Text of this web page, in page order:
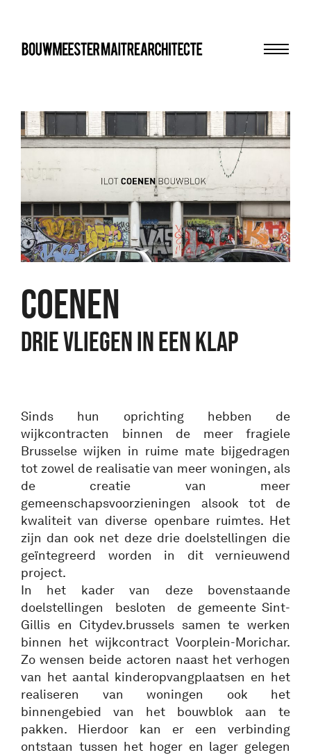
bma
COENEN
DRIE VLIEGEN IN EEN KLAP
Sinds hun oprichting hebben de
wijkcontracten binnen de meer fragiele
Brusselse wijken in ruime mate bijgedragen
tot zowel de realisatie van meer woningen, als
de creatie van meer
gemeenschapsvoorzieningen alsook tot de
kwaliteit van diverse openbare ruimtes. Het
zijn dan ook net deze drie doelstellingen die
geïntegreerd worden in dit vernieuwend
project.
In het kader van deze bovenstaande
doelstellingen besloten de gemeente Sint-
Gillis en Citydev.brussels samen te werken
binnen het wijkcontract Voorplein-Morichar.
Zo wensen beide actoren naast het verhogen
van het aantal kinderopvangplaatsen en het
realiseren van woningen ook het
binnengebied van het bouwblok aan te
pakken. Hierdoor kan er een verbinding
ontstaan tussen het hoger en lager gelegen